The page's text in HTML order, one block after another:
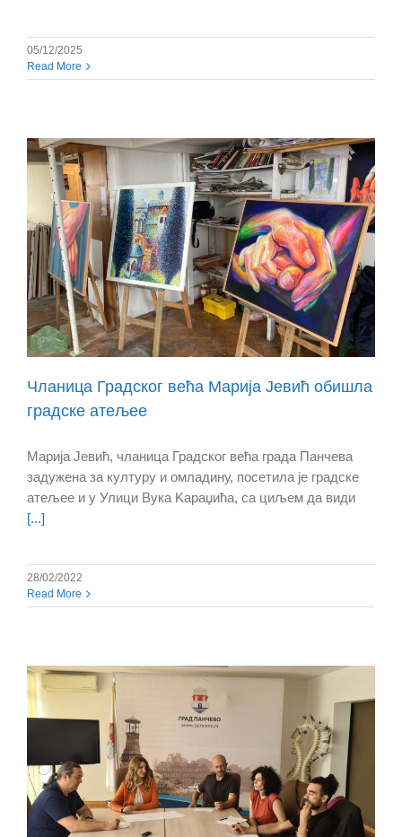
05/12/2025
Read More
Чланица Градског већа Марија Јевић обишла
градске атељее
Марија Јевић, чланица Градског већа града Панчева
задужена за културу и омладину, посетила је градске
атељее и у Улици Вука Kараџића, са циљем да види
[...]
28/02/2022
Read More